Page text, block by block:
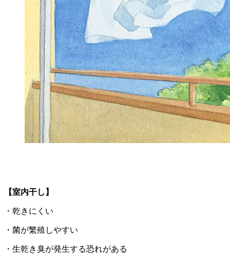
【室内干し】
・乾きにくい
・菌が繁殖しやすい
・生乾き臭が発生する恐れがある